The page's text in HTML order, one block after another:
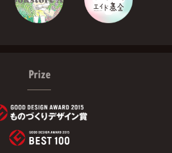
Prize